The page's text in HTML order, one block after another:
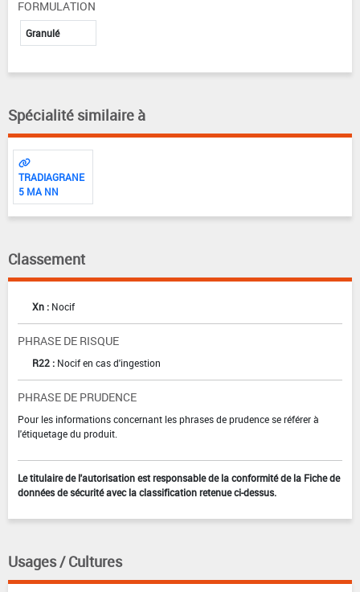
FORMULATION
Granulé
Spécialité similaire à
TRADIAGRANE
5 MA NN
Classement
Xn : Nocif
PHRASE DE RISQUE
R22 : Nocif en cas d'ingestion
PHRASE DE PRUDENCE
Pour les informations concernant les phrases de prudence se référer à
l'étiquetage du produit.
Le titulaire de l'autorisation est responsable de la conformité de la Fiche de
données de sécurité avec la classification retenue ci-dessus.
Usages / Cultures